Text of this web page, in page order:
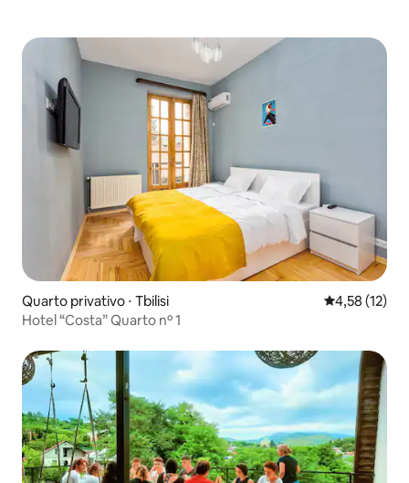
Quarto privativo ⋅ Tbilisi 4,58 de uma
4,58 (12)
Hotel “Costa” Quarto nº 1